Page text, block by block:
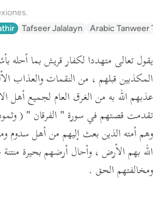
Tafseer Jalalayn Arabic Tanweer
يقول تعالى متهددا لكفار قريش بما أحله
المكذبين قبلهم ، من النقمات والعذاب
عذبهم الله به من الغرق العام لجميع
تقدمت قصتهم في سورة " الفرقان " (
وهم أمته الذين بعث إليهم من أهل سدوم
الله بهم الأرض ، وأحال أرضهم بحيرة
ومخالفتهم الحق .